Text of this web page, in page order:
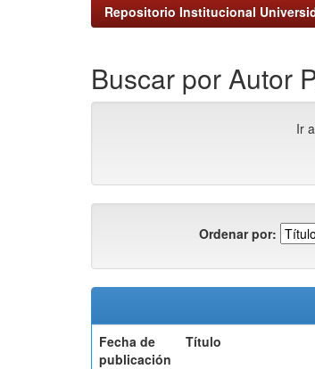
Repositorio Institucional
Buscar por Autor
Ir
Ordenar por:
Fecha de
publicación
Título